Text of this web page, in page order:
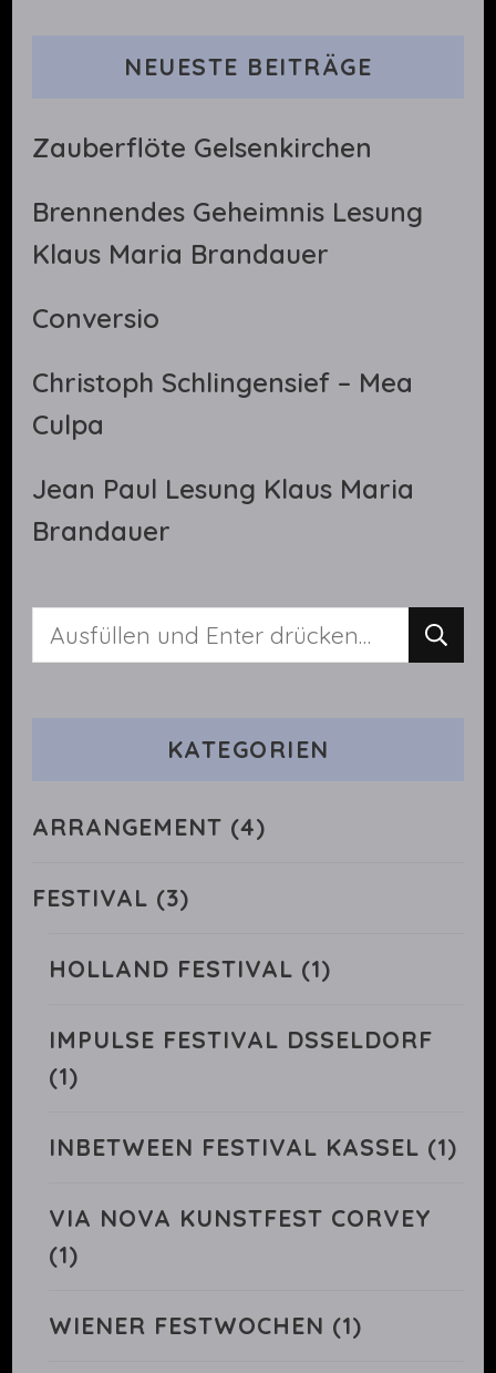
NEUESTE BEITRÄGE
Zauberflöte Gelsenkirchen
Brennendes Geheimnis Lesung
Klaus Maria Brandauer
Conversio
Christoph Schlingensief – Mea
Culpa
Jean Paul Lesung Klaus Maria
Brandauer
Suchst
KATEGORIEN
ARRANGEMENT (4)
FESTIVAL (3)
HOLLAND FESTIVAL (1)
IMPULSE FESTIVAL DSSELDORF
(1)
INBETWEEN FESTIVAL KASSEL (1)
VIA NOVA KUNSTFEST CORVEY
(1)
WIENER FESTWOCHEN (1)